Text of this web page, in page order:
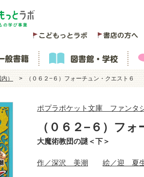
） （０６２−６）フォーチュン・クエスト６
ポプラポケット文庫 ファンタ
（０６２−６）フ
大魔術教団の謎＜下＞
作／深沢 美潮 絵／迎 夏